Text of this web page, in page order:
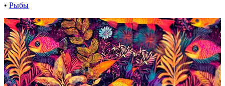
• Рыбы